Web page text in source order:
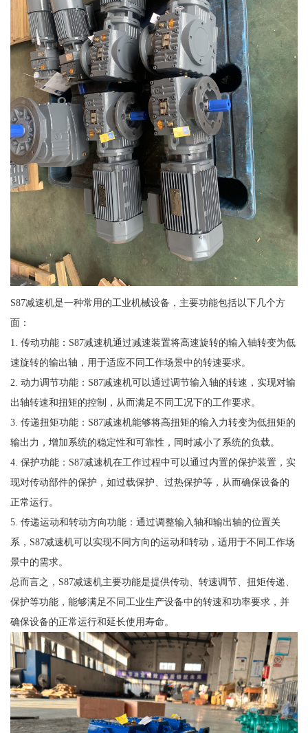
S87减速机是一种常用的工业机械设备，主要功能包括以下几个方
面：
1. 传动功能：S87减速机通过减速装置将高速旋转的输入轴转变为低
速旋转的输出轴，用于适应不同工作场景中的转速要求。
2. 动力调节功能：S87减速机可以通过调节输入轴的转速，实现对输
出轴转速和扭矩的控制，从而满足不同工况下的工作要求。
3. 传递扭矩功能：S87减速机能够将高扭矩的输入力转变为低扭矩的
输出力，增加系统的稳定性和可靠性，同时减小了系统的负载。
4. 保护功能：S87减速机在工作过程中可以通过内置的保护装置，实
现对传动部件的保护，如过载保护、过热保护等，从而确保设备的
正常运行。
5. 传递运动和转动方向功能：通过调整输入轴和输出轴的位置关
系，S87减速机可以实现不同方向的运动和转动，适用于不同工作场
景中的需求。
总而言之，S87减速机主要功能是提供传动、转速调节、扭矩传递、
保护等功能，能够满足不同工业生产设备中的转速和功率要求，并
确保设备的正常运行和延长使用寿命。